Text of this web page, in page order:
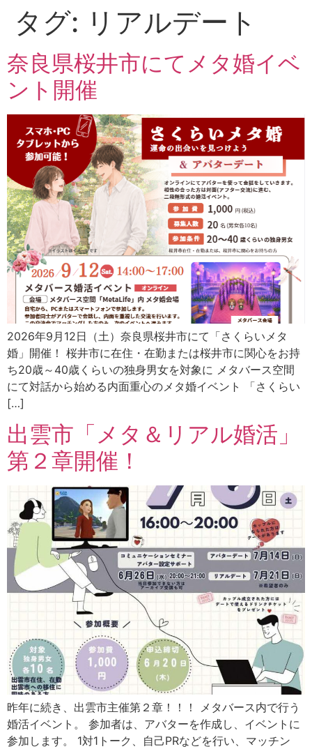
タグ: リアルデート
奈良県桜井市にてメタ婚イベ
ント開催
2026年9月12日（土）奈良県桜井市にて「さくらいメタ
婚」開催！ 桜井市に在住・在勤または桜井市に関心をお持
ち20歳～40歳くらいの独身男女を対象に メタバース空間
にて対話から始める内面重心のメタ婚イベント 「さくらい
[…]
出雲市「メタ＆リアル婚活」
第２章開催！
昨年に続き、出雲市主催第２章！！！ メタバース内で行う
婚活イベント。 参加者は、アバターを作成し、イベントに
参加します。 1対1トーク、自己PRなどを行い、マッチン